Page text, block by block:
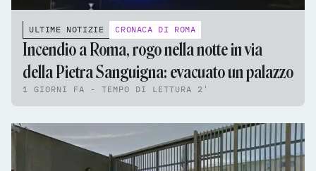
ULTIME NOTIZIE CRONACA DI ROMA
Incendio a Roma, rogo nella notte in via
della Pietra Sanguigna: evacuato un palazzo
1 GIORNI FA - TEMPO DI LETTURA 2'